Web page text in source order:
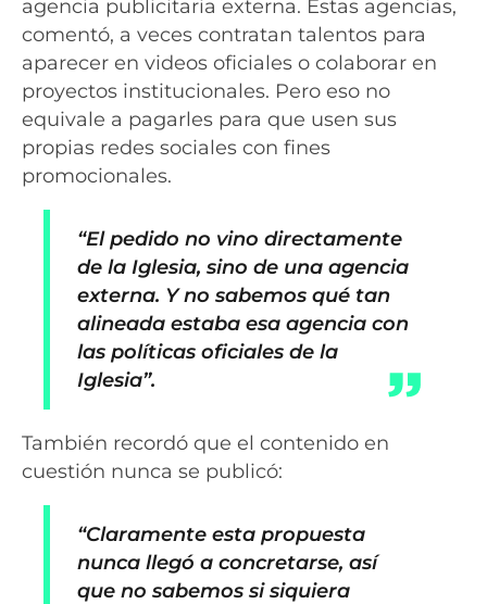
agencia publicitaria externa. Estas agencias,
comentó, a veces contratan talentos para
aparecer en videos oficiales o colaborar en
proyectos institucionales. Pero eso no
equivale a pagarles para que usen sus
propias redes sociales con fines
promocionales.
“El pedido no vino directamente
de la Iglesia, sino de una agencia
externa. Y no sabemos qué tan
alineada estaba esa agencia con
las políticas oficiales de la
Iglesia”.
También recordó que el contenido en
cuestión nunca se publicó:
“Claramente esta propuesta
nunca llegó a concretarse, así
que no sabemos si siquiera